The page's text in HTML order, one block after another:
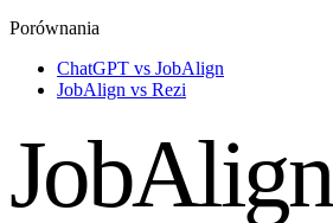
Porównania
ChatGPT vs JobAlign
JobAlign vs Rezi
JobAlign